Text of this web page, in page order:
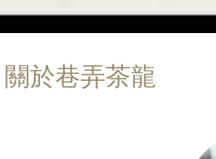
關於巷弄茶龍